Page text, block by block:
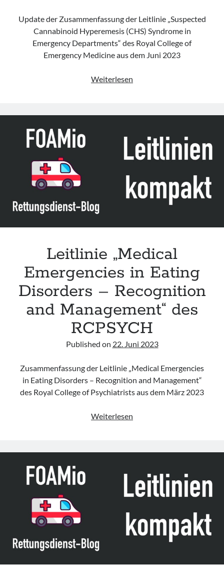
Update der Zusammenfassung der Leitlinie „Suspected
Cannabinoid Hyperemesis (CHS) Syndrome in
Emergency Departments“ des Royal College of
Emergency Medicine aus dem Juni 2023
Weiterlesen
Hyperemesis
Syndrome
in
Emergency
des
RCEM
Leitlinie „Medical
Emergencies in Eating
Disorders – Recognition
and Management“ des
RCPSYCH
Published on 22. Juni 2023
Zusammenfassung der Leitlinie „Medical Emergencies
in Eating Disorders – Recognition and Management“
des Royal College of Psychiatrists aus dem März 2023
Weiterlesen
in
Disorders
–
Recognition
Management“
des